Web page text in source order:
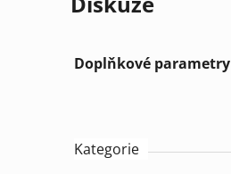
Doplňkové parametry
Kategorie